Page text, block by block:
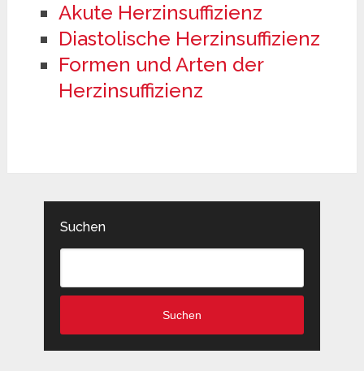
Akute Herzinsuffizienz
Diastolische Herzinsuffizienz
Formen und Arten der
Herzinsuffizienz
Suchen
Suchen